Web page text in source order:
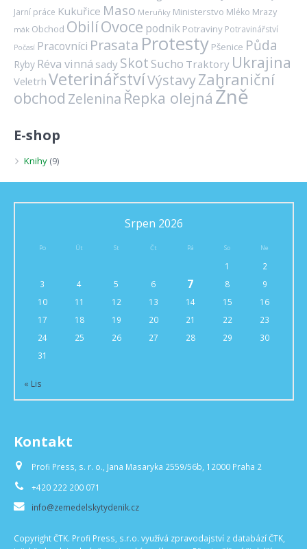
Jarní práce Kukuřice Maso Meruňky Ministerstvo Mléko Mrazy
mák Obchod ObilíOvoce podnik Potraviny Potravinářství
Počasí Pracovníci Prasata Protesty Pšenice Půda
Ryby Réva vinná sady Skot Sucho Traktory Ukrajina
Veletrh VeterinářstvíVýstavyZahraniční
obchod Zelenina Řepka olejná Žně
E-shop
Knihy (9)
Srpen 2026
Po Út St Čt Pá So Ne
1
2
3
4 5 6 7 8
9
10
11 12 13 14 15
16
17
18 19 20 21 22
23
24
25 26 27 28 29
30
31
« Lis
Kontakt
Profi Press, s. r. o., Jana Masaryka 2559/56b, 12000 Praha 2
+420 222 200 071
info@zemedelskytydenik.cz
Copyright ČTK. Profi Press, s.r.o. využívá zpravodajství z databází ČTK,